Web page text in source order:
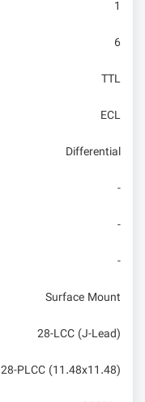
1
6
TTL
ECL
Differential
-
-
-
Surface Mount
28-LCC (J-Lead)
28-PLCC (11.48x11.48)